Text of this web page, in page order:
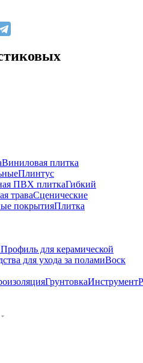
Виниловая плитка
Плинтус
ПВХ плиткаГибкий
траваСценические
покрытияПлитка
Профиль для керамической
для ухода за поламиВоск
ГрунтовкаИнструмент